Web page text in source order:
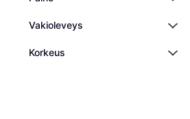
Vakioleveys
Korkeus